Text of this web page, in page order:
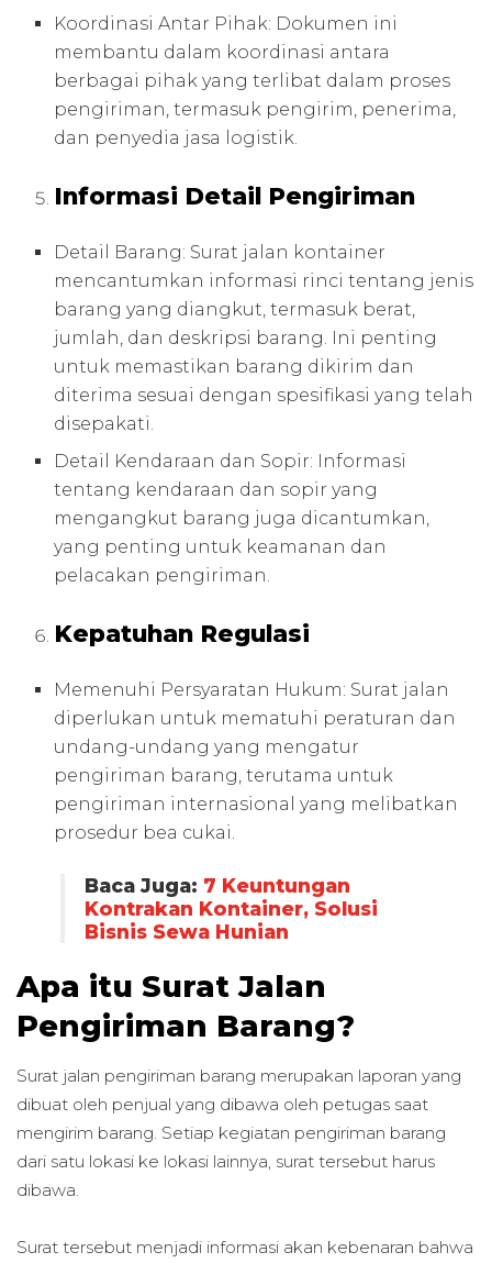
Koordinasi Antar Pihak: Dokumen ini
membantu dalam koordinasi antara
berbagai pihak yang terlibat dalam proses
pengiriman, termasuk pengirim, penerima,
dan penyedia jasa logistik.
Informasi Detail Pengiriman
Detail Barang: Surat jalan kontainer
mencantumkan informasi rinci tentang jenis
barang yang diangkut, termasuk berat,
jumlah, dan deskripsi barang. Ini penting
untuk memastikan barang dikirim dan
diterima sesuai dengan spesifikasi yang telah
disepakati.
Detail Kendaraan dan Sopir: Informasi
tentang kendaraan dan sopir yang
mengangkut barang juga dicantumkan,
yang penting untuk keamanan dan
pelacakan pengiriman.
Kepatuhan Regulasi
Memenuhi Persyaratan Hukum: Surat jalan
diperlukan untuk mematuhi peraturan dan
undang-undang yang mengatur
pengiriman barang, terutama untuk
pengiriman internasional yang melibatkan
prosedur bea cukai.
Baca Juga: 7 Keuntungan
Kontrakan Kontainer, Solusi
Bisnis Sewa Hunian
Apa itu Surat Jalan
Pengiriman Barang?
Surat jalan pengiriman barang merupakan laporan yang
dibuat oleh penjual yang dibawa oleh petugas saat
mengirim barang. Setiap kegiatan pengiriman barang
dari satu lokasi ke lokasi lainnya, surat tersebut harus
dibawa.
Surat tersebut menjadi informasi akan kebenaran bahwa